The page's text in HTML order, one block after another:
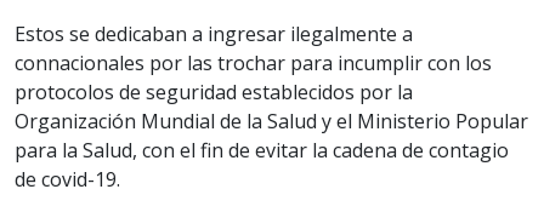
Estos se dedicaban a ingresar ilegalmente a
connacionales por las trochar para incumplir con los
protocolos de seguridad establecidos por la
Organización Mundial de la Salud y el Ministerio Popular
para la Salud, con el fin de evitar la cadena de contagio
de covid-19.